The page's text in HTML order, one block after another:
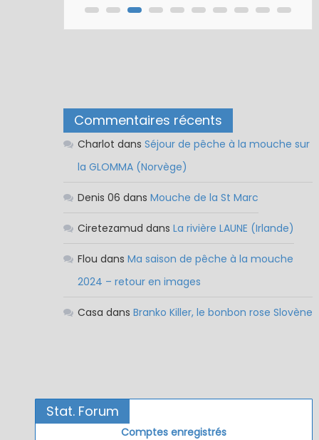
Commentaires récents
Charlot dans Séjour de pêche à la mouche sur
la GLOMMA (Norvège)
Denis 06 dans Mouche de la St Marc
Ciretezamud dans La rivière LAUNE (Irlande)
Flou dans Ma saison de pêche à la mouche
2024 – retour en images
Casa dans Branko Killer, le bonbon rose Slovène
Stat. Forum
Comptes enregistrés